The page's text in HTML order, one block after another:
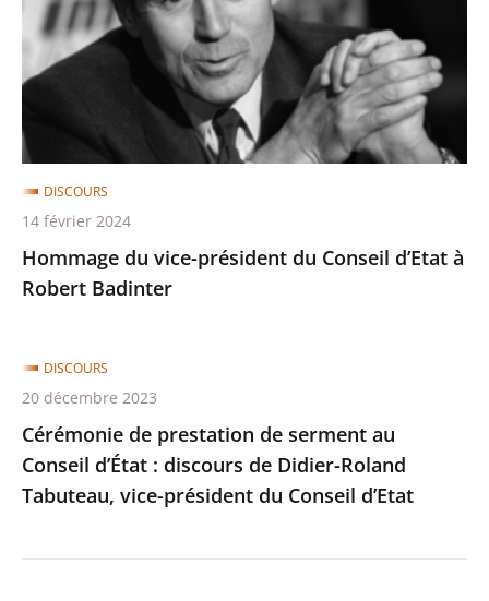
Conseil
d’Etat
du
Conseil
d’Etat
Robert
Badinter
Hommage du vice-président du Conseil d’Etat à
Robert Badinter
DISCOURS
14 février 2024
Cérémonie de prestation de serment au
Conseil d’État : discours de Didier-Roland
Tabuteau, vice-président du Conseil d’Etat
DISCOURS
20 décembre 2023